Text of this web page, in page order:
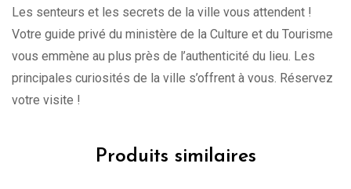
Les senteurs et les secrets de la ville vous attendent !
Votre guide privé du ministère de la Culture et du Tourisme
vous emmène au plus près de l’authenticité du lieu. Les
principales curiosités de la ville s’offrent à vous. Réservez
votre visite !
Produits similaires